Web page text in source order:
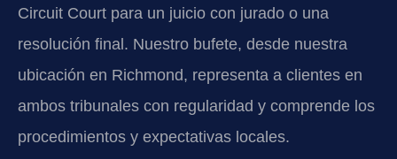
Circuit Court para un juicio con jurado o una
resolución final. Nuestro bufete, desde nuestra
ubicación en Richmond, representa a clientes en
ambos tribunales con regularidad y comprende los
procedimientos y expectativas locales.